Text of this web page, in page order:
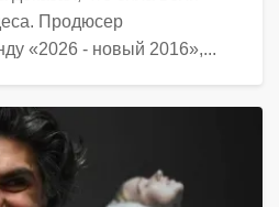
Продюсер
«2026 - новый 2016»,...